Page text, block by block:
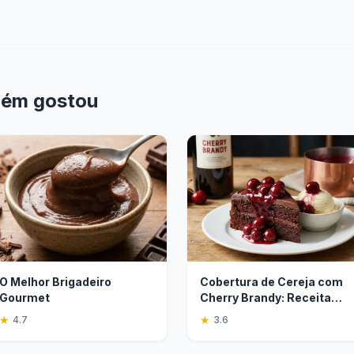
gostou
O Melhor Brigadeiro
Gourmet
★ 4.7
Cobertura de Cereja com
Cherry Brandy: Receita
Fácil e Saborosa
★ 3.6